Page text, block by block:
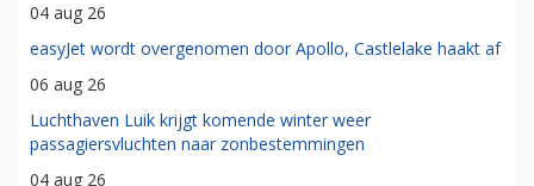
04 aug 26
easyJet wordt overgenomen door Apollo, Castlelake haakt af
06 aug 26
Luchthaven Luik krijgt komende winter weer
passagiersvluchten naar zonbestemmingen
04 aug 26